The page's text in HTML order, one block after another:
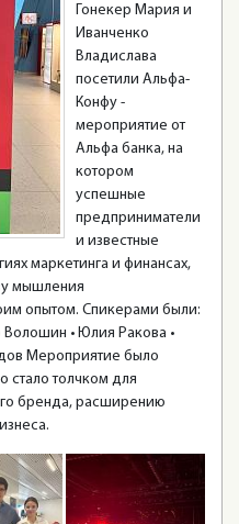
Гонекер Мария и
Иванченко
Владислава
посетили Альфа-
Конфу -
мероприятие от
Альфа банка, на
котором
успешные
предприниматели
и известные
маркетинга и финансах,
мышления
опытом. Спикерами были:
Волошин • Юлия Ракова •
Мероприятие было
стало толчком для
бренда, расширению